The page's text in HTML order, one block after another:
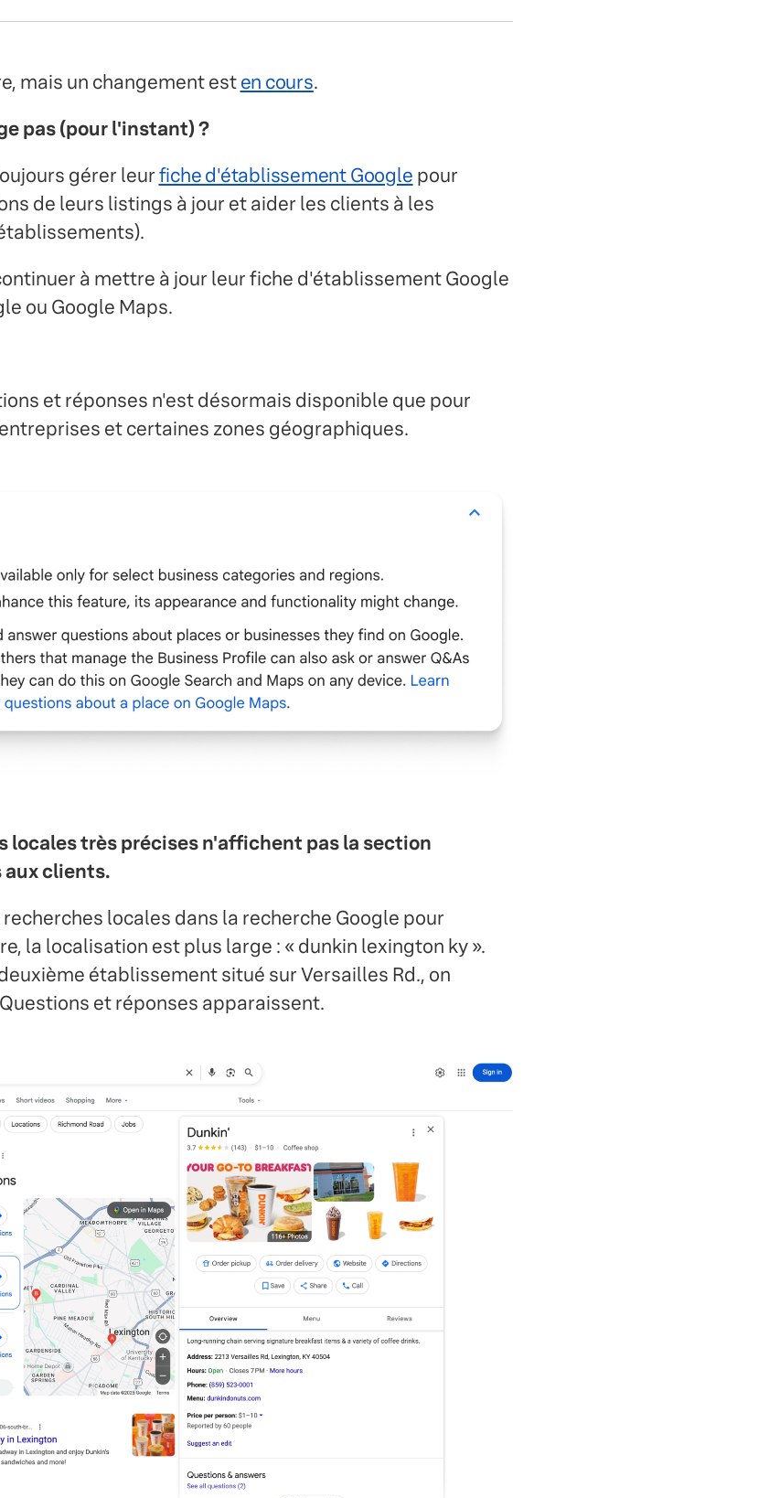
mais un changement esten cours.
pas (pour l'instant) ?
gérer leurfiche d'établissement Google pour
de leurs listings à jour et aider les clients à les
à mettre à jour leur fiche d'établissement Google
ou Google Maps.
et réponses n'est désormais disponible que pour
et certaines zones géographiques.
locales très précises n'affichent pas la section
aux clients.
locales dans la recherche Google pour
la localisation est plus large : « dunkin lexington ky ».
établissement situé sur Versailles Rd., on
et réponses apparaissent.